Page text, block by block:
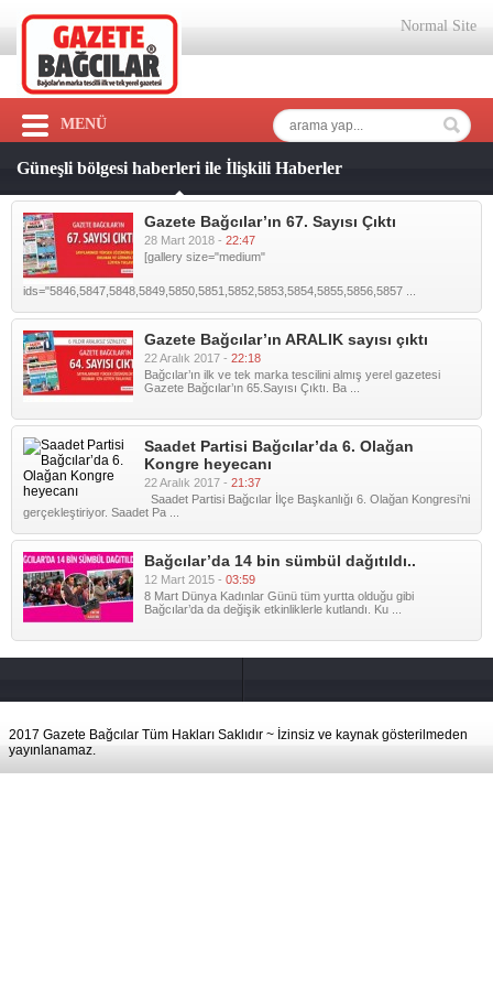
Normal Site
MENÜ
Güneşli bölgesi haberleri ile İlişkili Haberler
Gazete Bağcılar’ın 67. Sayısı Çıktı
28 Mart 2018 - 22:47
[gallery size="medium"
ids="5846,5847,5848,5849,5850,5851,5852,5853,5854,5855,5856,5857 ...
Gazete Bağcılar’ın ARALIK sayısı çıktı
22 Aralık 2017 - 22:18
Bağcılar’ın ilk ve tek marka tescilini almış yerel gazetesi
Gazete Bağcılar’ın 65.Sayısı Çıktı. Ba ...
Saadet Partisi Bağcılar’da 6. Olağan
Kongre heyecanı
22 Aralık 2017 - 21:37
Saadet Partisi Bağcılar İlçe Başkanlığı 6. Olağan Kongresi’ni
gerçekleştiriyor. Saadet Pa ...
Bağcılar’da 14 bin sümbül dağıtıldı..
12 Mart 2015 - 03:59
8 Mart Dünya Kadınlar Günü tüm yurtta olduğu gibi
Bağcılar’da da değişik etkinliklerle kutlandı. Ku ...
2017 Gazete Bağcılar Tüm Hakları Saklıdır ~ İzinsiz ve kaynak gösterilmeden
yayınlanamaz.